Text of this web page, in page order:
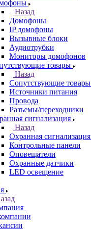
Назад
Домофоны
IP домофоны
Вызывные блоки
Аудиотрубки
Мониторы домофонов
товары
Назад
Сопутствующие товары
Источники питания
Провода
Разъемы/переходники
сигнализация
Назад
Охранная сигнализация
Контрольные панели
Оповещатели
Охранные датчики
LED освещение